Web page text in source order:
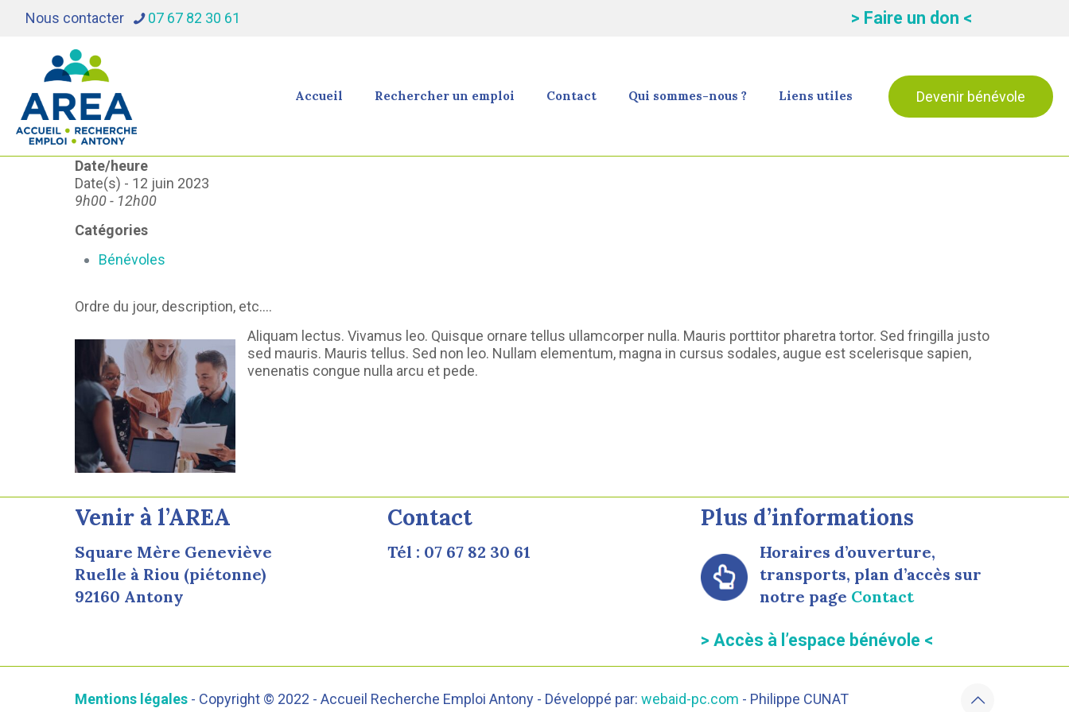
Nous contacter 07 67 82 30 61 > Faire un don <
Accueil Rechercher un emploi Contact Qui sommes-nous ? Liens utiles Devenir bénévole
Date/heure
Date(s) - 12 juin 2023
9h00 - 12h00
Catégories
Bénévoles
Ordre du jour, description, etc….
Aliquam lectus. Vivamus leo. Quisque ornare tellus ullamcorper nulla. Mauris porttitor pharetra tortor. Sed fringilla justo
sed mauris. Mauris tellus. Sed non leo. Nullam elementum, magna in cursus sodales, augue est scelerisque sapien,
venenatis congue nulla arcu et pede.
Venir à l’AREA
Square Mère Geneviève
Ruelle à Riou (piétonne)
92160 Antony
Contact
Tél : 07 67 82 30 61
Plus d’informations
Horaires d’ouverture,
transports, plan d’accès sur
notre page Contact
> Accès à l’espace bénévole <
Mentions légales - Copyright © 2022 - Accueil Recherche Emploi Antony - Développé par: webaid-pc.com - Philippe CUNAT